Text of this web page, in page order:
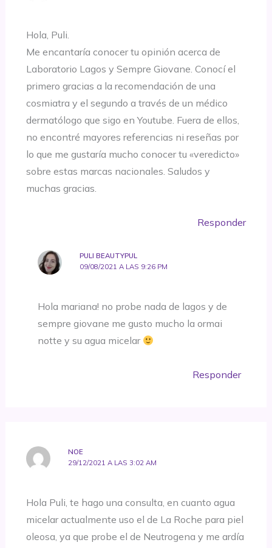
Hola, Puli.
Me encantaría conocer tu opinión acerca de
Laboratorio Lagos y Sempre Giovane. Conocí el
primero gracias a la recomendación de una
cosmiatra y el segundo a través de un médico
dermatólogo que sigo en Youtube. Fuera de ellos,
no encontré mayores referencias ni reseñas por
lo que me gustaría mucho conocer tu «veredicto»
sobre estas marcas nacionales. Saludos y
muchas gracias.
Responder
PULI BEAUTYPUL
09/08/2021 A LAS 9:26 PM
Hola mariana! no probe nada de lagos y de
sempre giovane me gusto mucho la ormai
notte y su agua micelar
Responder
NOE
29/12/2021 A LAS 3:02 AM
Hola Puli, te hago una consulta, en cuanto agua
micelar actualmente uso el de La Roche para piel
oleosa, ya que probe el de Neutrogena y me ardía